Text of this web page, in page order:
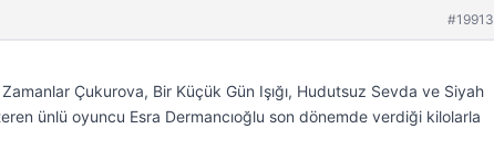
#19913
Zamanlar Çukurova, Bir Küçük Gün Işığı, Hudutsuz Sevda ve Siyah
ünlü oyuncu Esra Dermancıoğlu son dönemde verdiği kilolarla